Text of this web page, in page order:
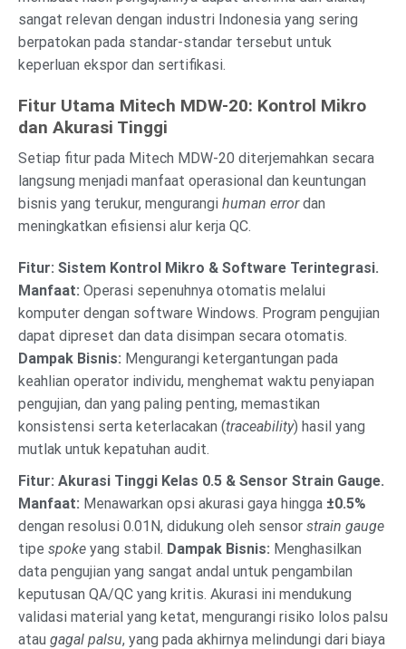
sangat relevan dengan industri Indonesia yang sering
berpatokan pada standar-standar tersebut untuk
keperluan ekspor dan sertifikasi.
Fitur Utama Mitech MDW-20: Kontrol Mikro
dan Akurasi Tinggi
Setiap fitur pada Mitech MDW-20 diterjemahkan secara
langsung menjadi manfaat operasional dan keuntungan
bisnis yang terukur, mengurangi human errordan
meningkatkan efisiensi alur kerja QC.
Fitur: Sistem Kontrol Mikro & Software Terintegrasi.
Manfaat: Operasi sepenuhnya otomatis melalui
komputer dengan software Windows. Program pengujian
dapat dipreset dan data disimpan secara otomatis.
Dampak Bisnis: Mengurangi ketergantungan pada
keahlian operator individu, menghemat waktu penyiapan
pengujian, dan yang paling penting, memastikan
konsistensi serta keterlacakan (traceability) hasil yang
mutlak untuk kepatuhan audit.
Fitur: Akurasi Tinggi Kelas 0.5 & Sensor Strain Gauge.
Manfaat: Menawarkan opsi akurasi gaya hingga ±0.5%
dengan resolusi 0.01N, didukung oleh sensor strain gauge
tipe spoke yang stabil. Dampak Bisnis: Menghasilkan
data pengujian yang sangat andal untuk pengambilan
keputusan QA/QC yang kritis. Akurasi ini mendukung
validasi material yang ketat, mengurangi risiko lolos palsu
atau gagal palsu, yang pada akhirnya melindungi dari biaya